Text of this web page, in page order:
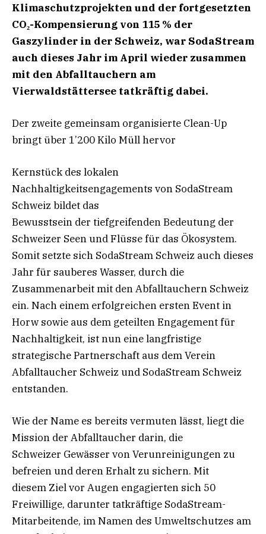
Klimaschutzprojekten und der fortgesetzten
CO₂-Kompensierung von 115 % der
Gaszylinder in der Schweiz, war SodaStream
auch dieses Jahr im April wieder zusammen
mit den Abfalltauchern am
Vierwaldstättersee tatkräftig dabei.
Der zweite gemeinsam organisierte Clean-Up
bringt über 1’200 Kilo Müll hervor
Kernstück des lokalen
Nachhaltigkeitsengagements von SodaStream
Schweiz bildet das
Bewusstsein der tiefgreifenden Bedeutung der
Schweizer Seen und Flüsse für das Ökosystem.
Somit setzte sich SodaStream Schweiz auch dieses
Jahr für sauberes Wasser, durch die
Zusammenarbeit mit den Abfalltauchern Schweiz
ein. Nach einem erfolgreichen ersten Event in
Horw sowie aus dem geteilten Engagement für
Nachhaltigkeit, ist nun eine langfristige
strategische Partnerschaft aus dem Verein
Abfalltaucher Schweiz und SodaStream Schweiz
entstanden.
Wie der Name es bereits vermuten lässt, liegt die
Mission der Abfalltaucher darin, die
Schweizer Gewässer von Verunreinigungen zu
befreien und deren Erhalt zu sichern. Mit
diesem Ziel vor Augen engagierten sich 50
Freiwillige, darunter tatkräftige SodaStream-
Mitarbeitende, im Namen des Umweltschutzes am